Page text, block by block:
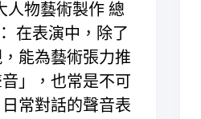
人物藝術製作 總
在表演中，除了
能為藝術張力推
」，也常是不可
常對話的聲音表